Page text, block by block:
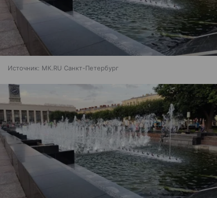
Источник: МК.RU Санкт-Петербург